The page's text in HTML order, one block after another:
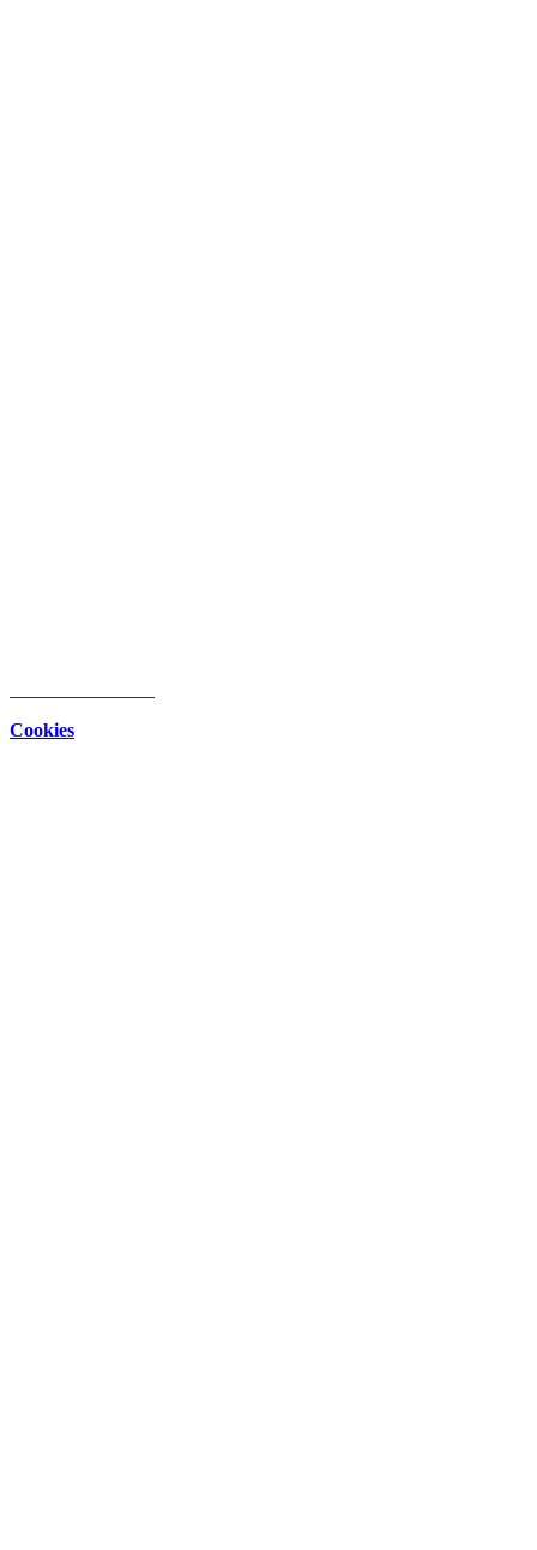
Cookies